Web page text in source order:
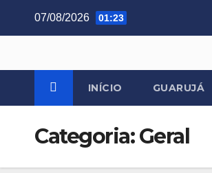
07/08/2026 01:23
INÍCIO GUARUJÁ
Categoria:Geral